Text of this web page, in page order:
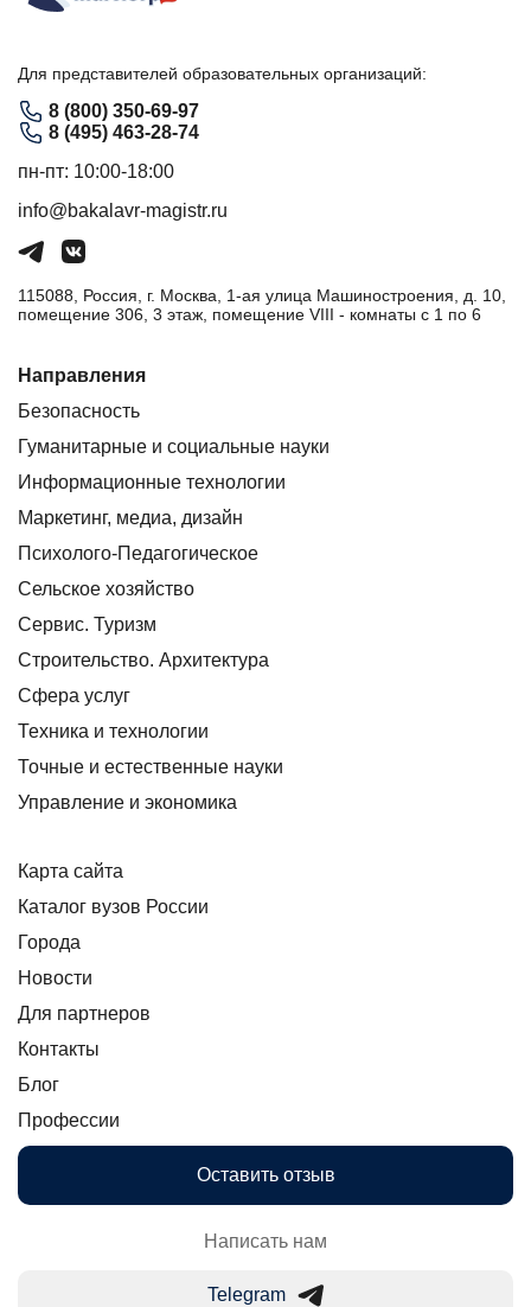
Для представителей образовательных организаций:
8 (800) 350-69-97
8 (495) 463-28-74
пн-пт: 10:00-18:00
info@bakalavr-magistr.ru
115088, Россия, г. Москва, 1-ая улица Машиностроения, д. 10,
помещение 306, 3 этаж, помещение VIII - комнаты с 1 по 6
Направления
Безопасность
Гуманитарные и социальные науки
Информационные технологии
Маркетинг, медиа, дизайн
Психолого-Педагогическое
Сельское хозяйство
Сервис. Туризм
Строительство. Архитектура
Сфера услуг
Техника и технологии
Точные и естественные науки
Управление и экономика
Карта сайта
Каталог вузов России
Города
Новости
Для партнеров
Контакты
Блог
Профессии
Оставить отзыв
Написать нам
Telegram